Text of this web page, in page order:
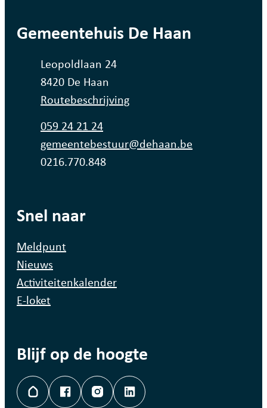
contact
Gemeentehuis De Haan
AdresLeopoldlaan 24
,8420 De Haan
Routebeschrijving
059 24 21 24
E-mailgemeentebestuur@dehaan.be
Ondernemingsnummer
0216.770.848
Snel naar
Meldpunt
Nieuws
Activiteitenkalender
E-loket
Blijf op de hoogte
Hoplr FacebookInstagramLinkedIn